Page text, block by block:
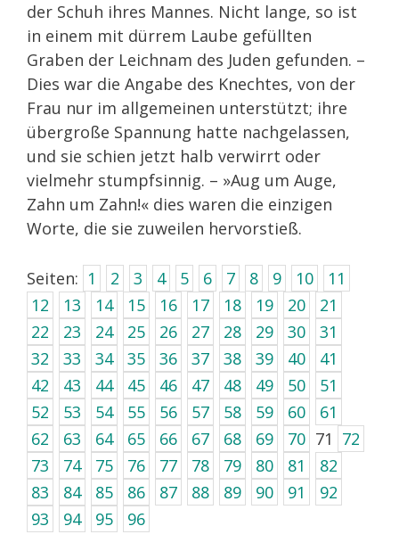
der Schuh ihres Mannes. Nicht lange, so ist
in einem mit dürrem Laube gefüllten
Graben der Leichnam des Juden gefunden. –
Dies war die Angabe des Knechtes, von der
Frau nur im allgemeinen unterstützt; ihre
übergroße Spannung hatte nachgelassen,
und sie schien jetzt halb verwirrt oder
vielmehr stumpfsinnig. – »Aug um Auge,
Zahn um Zahn!« dies waren die einzigen
Worte, die sie zuweilen hervorstieß.
Seiten: 1 2 3 4 5 6 7 8 9 10
11
12
13 14 15 16 17 18 19 20
21
22
23 24 25 26 27 28 29 30
31
32
33 34 35 36 37 38 39 40
41
42
43 44 45 46 47 48 49 50
51
52
53 54 55 56 57 58 59 60
61
62
63 64 65 66 67 68 69 70 71 72
73
74 75 76 77 78 79 80 81
82
83
84 85 86 87 88 89 90 91
92
93
94 95 96